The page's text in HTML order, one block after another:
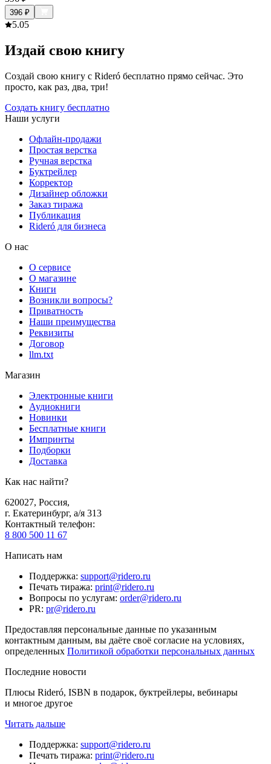
396 ₽
5.05
Издай свою книгу
Создай свою книгу с Rideró бесплатно прямо сейчас. Это
просто, как раз, два, три!
Создать книгу бесплатно
Наши услуги
Офлайн-продажи
Простая верстка
Ручная верстка
Буктрейлер
Корректор
Дизайнер обложки
Заказ тиража
Публикация
Rideró для бизнеса
О нас
О сервисе
О магазине
Книги
Возникли вопросы?
Приватность
Наши преимущества
Реквизиты
Договор
llm.txt
Магазин
Электронные книги
Аудиокниги
Новинки
Бесплатные книги
Импринты
Подборки
Доставка
Как нас найти?
620027, Россия,
г. Екатеринбург, а/я 313
Контактный телефон:
8 800 500 11 67
Написать нам
Поддержка: support@ridero.ru
Печать тиража: print@ridero.ru
Вопросы по услугам: order@ridero.ru
PR: pr@ridero.ru
Предоставляя персональные данные по указанным
контактным данным, вы даёте своё согласие на условиях,
определенных Политикой обработки персональных данных
Последние новости
Плюсы Rideró, ISBN в подарок, буктрейлеры, вебинары
и многое другое
Читать дальше
Поддержка: support@ridero.ru
Печать тиража: print@ridero.ru